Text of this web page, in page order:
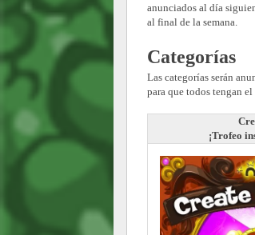
anunciados al día
al final de la semana.
Categorías
Las categorías serán
para que todos tengan
¡Trofeo